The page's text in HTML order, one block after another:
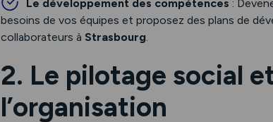
Le développement des compétences :
besoins de vos équipes et proposez des plans de
collaborateurs à Strasbourg.
2. Le pilotage social
l’organisation